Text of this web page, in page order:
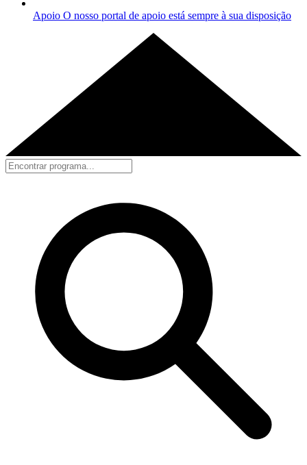
Apoio O nosso portal de apoio está sempre à sua disposição